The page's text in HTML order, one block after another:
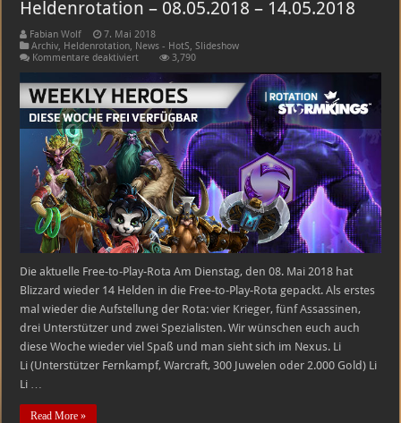
Heldenrotation – 08.05.2018 – 14.05.2018
Fabian Wolf
7. Mai 2018
Archiv, Heldenrotation, News - HotS,Slideshow
Kommentare deaktiviertfür
of
the
Storm
Free-
to-
Play-
Heldenrotation
–
08.05.2018
–
14.05.2018
3,790
Die aktuelle Free-to-Play-Rota Am Dienstag, den 08. Mai 2018 hat
Blizzard wieder 14 Helden in die Free-to-Play-Rota gepackt. Als erstes
mal wieder die Aufstellung der Rota: vier Krieger, fünf Assassinen,
drei Unterstützer und zwei Spezialisten. Wir wünschen euch auch
diese Woche wieder viel Spaß und man sieht sich im Nexus. Li
Li (Unterstützer Fernkampf, Warcraft, 300 Juwelen oder 2.000 Gold) Li
Li …
Read More »